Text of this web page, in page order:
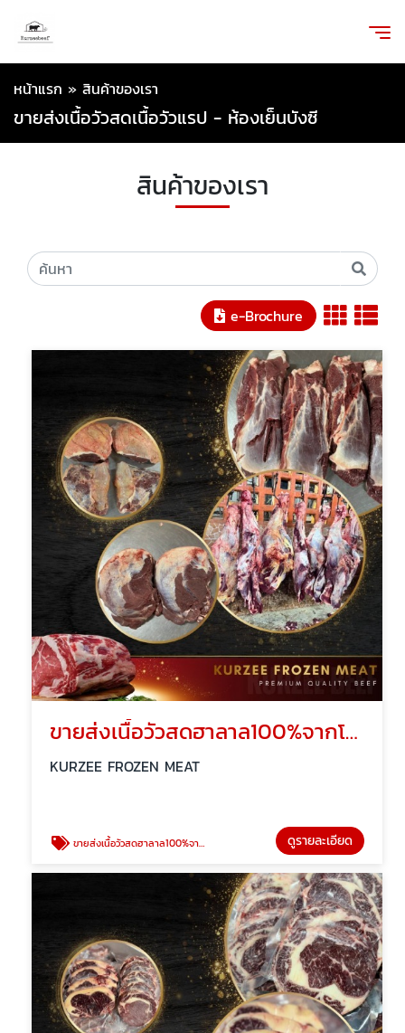
หน้าแรก » สินค้าของเรา
ขายส่งเนื้อวัวสดเนื้อวัวแรป - ห้องเย็นบังซี
สินค้าของเรา
e-Brochure
ขายส่งเนื้อวัวสดฮาลาล100%จากโรงเชือดอิสลาม
KURZEE FROZEN MEAT
ขายส่งเนื้อวัวสดฮาลาล100%จากโรงเชือดอิสลาม ดูรายละเอียด